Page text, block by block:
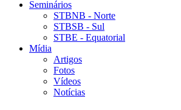
Seminários
STBNB - Norte
STBSB - Sul
STBE - Equatorial
Mídia
Artigos
Fotos
Vídeos
Notícias